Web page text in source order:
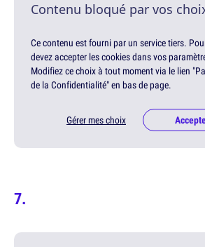
Contenu bloqué par vos
Ce contenu est fourni par un service tiers.
devez accepter les cookies dans vos
Modifiez ce choix à tout moment via le lien
de la Confidentialité" en bas de page.
Gérer mes choix